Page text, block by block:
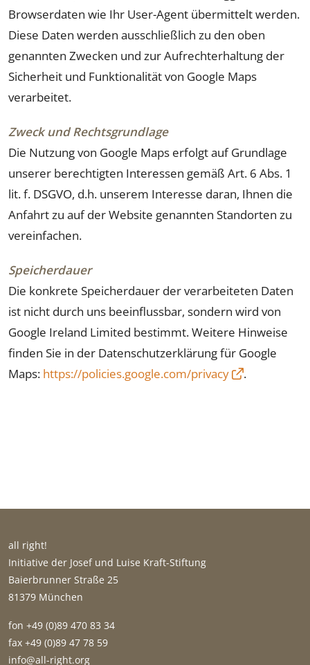
Browserdaten wie Ihr User-Agent übermittelt werden.
Diese Daten werden ausschließlich zu den oben
genannten Zwecken und zur Aufrechterhaltung der
Sicherheit und Funktionalität von Google Maps
verarbeitet.
Zweck und Rechtsgrundlage
Die Nutzung von Google Maps erfolgt auf Grundlage
unserer berechtigten Interessen gemäß Art. 6 Abs. 1
lit. f. DSGVO, d.h. unserem Interesse daran, Ihnen die
Anfahrt zu auf der Website genannten Standorten zu
vereinfachen.
Speicherdauer
Die konkrete Speicherdauer der verarbeiteten Daten
ist nicht durch uns beeinflussbar, sondern wird von
Google Ireland Limited bestimmt. Weitere Hinweise
finden Sie in der Datenschutzerklärung für Google
Maps: https://policies.google.com/privacy .
all right!
Initiative der Josef und Luise Kraft-Stiftung
Baierbrunner Straße 25
81379 München
fon +49 (0)89 470 83 34
fax +49 (0)89 47 78 59
gro.thgir-lla@ofni